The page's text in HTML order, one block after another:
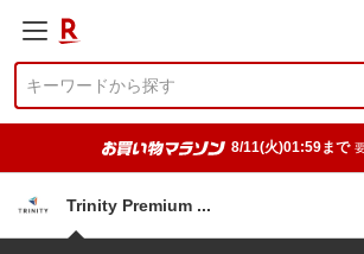
8/11(火)01:59まで
Trinity Premium